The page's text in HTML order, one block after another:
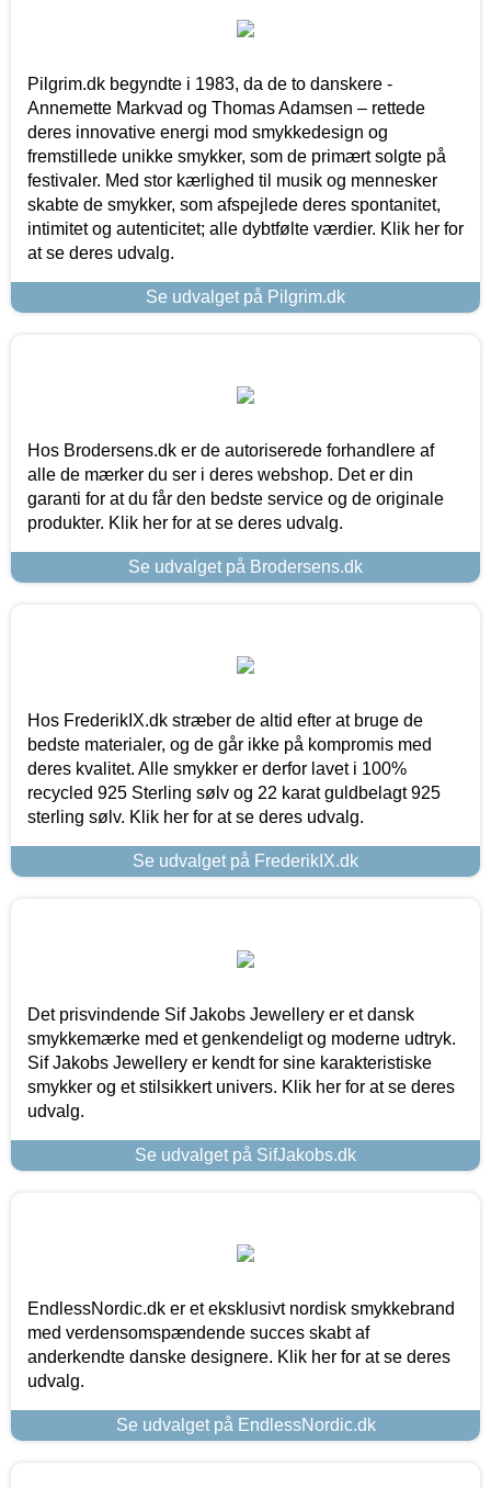
Pilgrim.dk begyndte i 1983, da de to danskere -
Annemette Markvad og Thomas Adamsen – rettede
deres innovative energi mod smykkedesign og
fremstillede unikke smykker, som de primært solgte på
festivaler. Med stor kærlighed til musik og mennesker
skabte de smykker, som afspejlede deres spontanitet,
intimitet og autenticitet; alle dybtfølte værdier. Klik her for
at se deres udvalg.
Se udvalget på Pilgrim.dk
Hos Brodersens.dk er de autoriserede forhandlere af
alle de mærker du ser i deres webshop. Det er din
garanti for at du får den bedste service og de originale
produkter. Klik her for at se deres udvalg.
Se udvalget på Brodersens.dk
Hos FrederikIX.dk stræber de altid efter at bruge de
bedste materialer, og de går ikke på kompromis med
deres kvalitet. Alle smykker er derfor lavet i 100%
recycled 925 Sterling sølv og 22 karat guldbelagt 925
sterling sølv. Klik her for at se deres udvalg.
Se udvalget på FrederikIX.dk
Det prisvindende Sif Jakobs Jewellery er et dansk
smykkemærke med et genkendeligt og moderne udtryk.
Sif Jakobs Jewellery er kendt for sine karakteristiske
smykker og et stilsikkert univers. Klik her for at se deres
udvalg.
Se udvalget på SifJakobs.dk
EndlessNordic.dk er et eksklusivt nordisk smykkebrand
med verdensomspændende succes skabt af
anderkendte danske designere. Klik her for at se deres
udvalg.
Se udvalget på EndlessNordic.dk